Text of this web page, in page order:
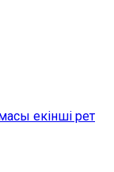
екінші рет